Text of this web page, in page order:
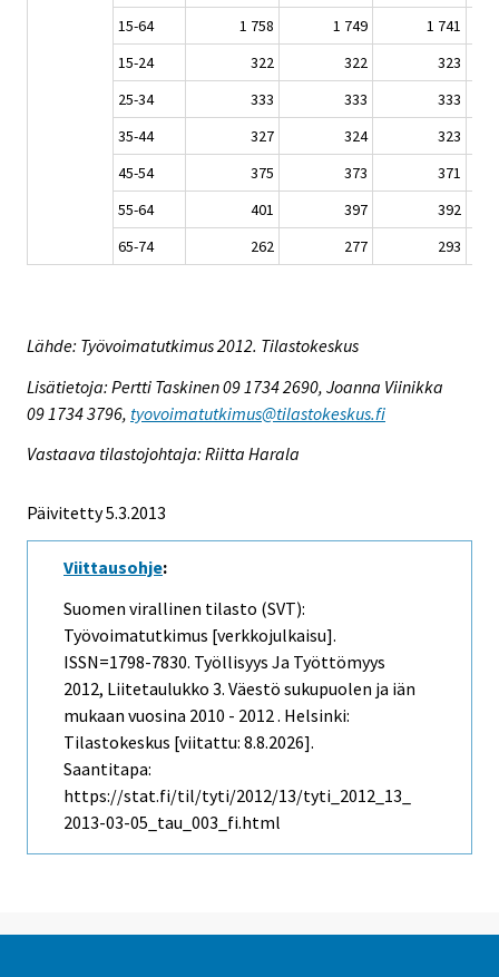
15-64
1 758 1 749
1 741
15-24
322 322
323
25-34
333 333
333
35-44
327 324
323
45-54
375 373
371
55-64
401 397
392
65-74
262 277 293
Lähde: Työvoimatutkimus 2012. Tilastokeskus
Lisätietoja: Pertti Taskinen 09 1734 2690, Joanna Viinikka
09 1734 3796, tyovoimatutkimus@tilastokeskus.fi
Vastaava tilastojohtaja: Riitta Harala
Päivitetty 5.3.2013
Viittausohje:
Suomen virallinen tilasto (SVT):
Työvoimatutkimus [verkkojulkaisu].
ISSN=1798-7830. Työllisyys Ja Työttömyys
2012, Liitetaulukko 3. Väestö sukupuolen ja iän
mukaan vuosina 2010 - 2012 . Helsinki:
Tilastokeskus [viitattu: 8.8.2026].
Saantitapa:
https://stat.fi/til/tyti/2012/13/tyti_2012_13_
2013-03-05_tau_003_fi.html